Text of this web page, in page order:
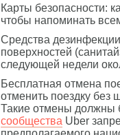
Карты безопасности:
чтобы напоминать
Средства
поверхностей
следующей недели
Бесплатная отмена
отменить поездку без
Такие отмены должны
сообщества Uber